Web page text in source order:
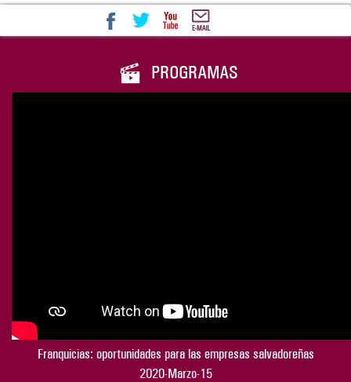
PROGRAMAS
Franquicias: oportunidades para las empresas salvadoreñas
2020-Marzo-15